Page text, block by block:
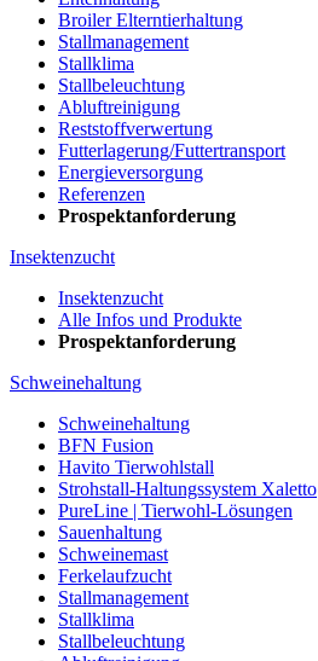
Broiler Elterntierhaltung
Stallmanagement
Stallklima
Stallbeleuchtung
Abluftreinigung
Reststoffverwertung
Futterlagerung/Futtertransport
Energieversorgung
Referenzen
Prospektanforderung
Insektenzucht
Insektenzucht
Alle Infos und Produkte
Prospektanforderung
Schweinehaltung
Schweinehaltung
BFN Fusion
Havito Tierwohlstall
Strohstall-Haltungssystem Xaletto
PureLine | Tierwohl-Lösungen
Sauenhaltung
Schweinemast
Ferkelaufzucht
Stallmanagement
Stallklima
Stallbeleuchtung